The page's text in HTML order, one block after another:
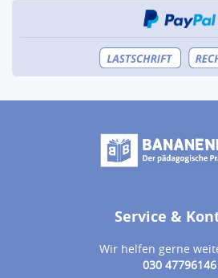
Service &
Wir helfen gerne
030 47796146